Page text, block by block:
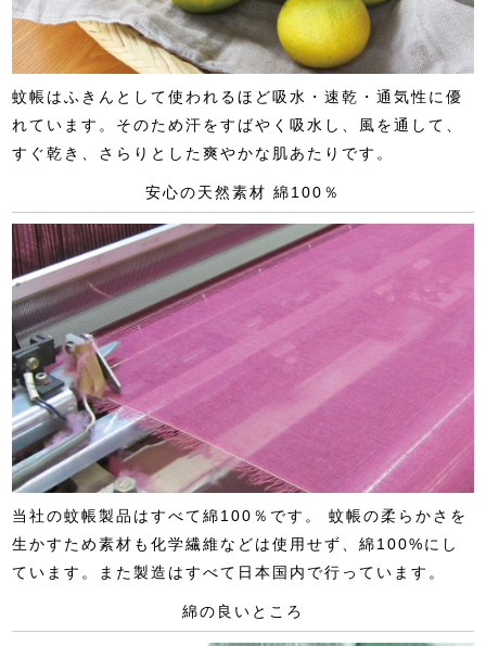
蚊帳はふきんとして使われるほど吸水・速乾・通気性に優
れています。そのため汗をすばやく吸水し、風を通して、
すぐ乾き、さらりとした爽やかな肌あたりです。
安心の天然素材 綿100％
当社の蚊帳製品はすべて綿100％です。 蚊帳の柔らかさを
生かすため素材も化学繊維などは使用せず、綿100%にし
ています。また製造はすべて日本国内で行っています。
綿の良いところ